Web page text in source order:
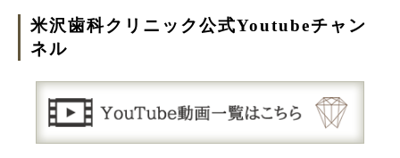
米沢歯科クリニック公式Youtubeチャン
ネル